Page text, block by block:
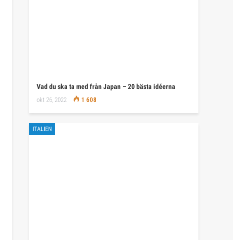
Vad du ska ta med från Japan – 20 bästa idéerna
okt 26, 2022 1 608
ITALIEN